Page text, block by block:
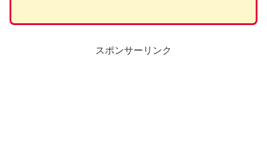
スポンサーリンク